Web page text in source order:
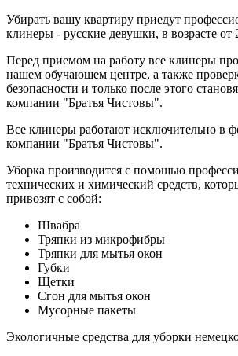
Убирать вашу квартиру приедут
клинеры - русские девушки, в возрасте от
Перед приемом на работу все клинеры
нашем обучающем центре, а также
безопасности и только после этого
компании "Братья Чистовы".
Все клинеры работают исключительно в
компании "Братья Чистовы".
Уборка производится с помощью
технических и химический средств,
привозят с собой:
Швабра
Тряпки из микрофибры
Тряпки для мытья окон
Губки
Щетки
Сгон для мытья окон
Мусорные пакеты
Экологичные средства для уборки